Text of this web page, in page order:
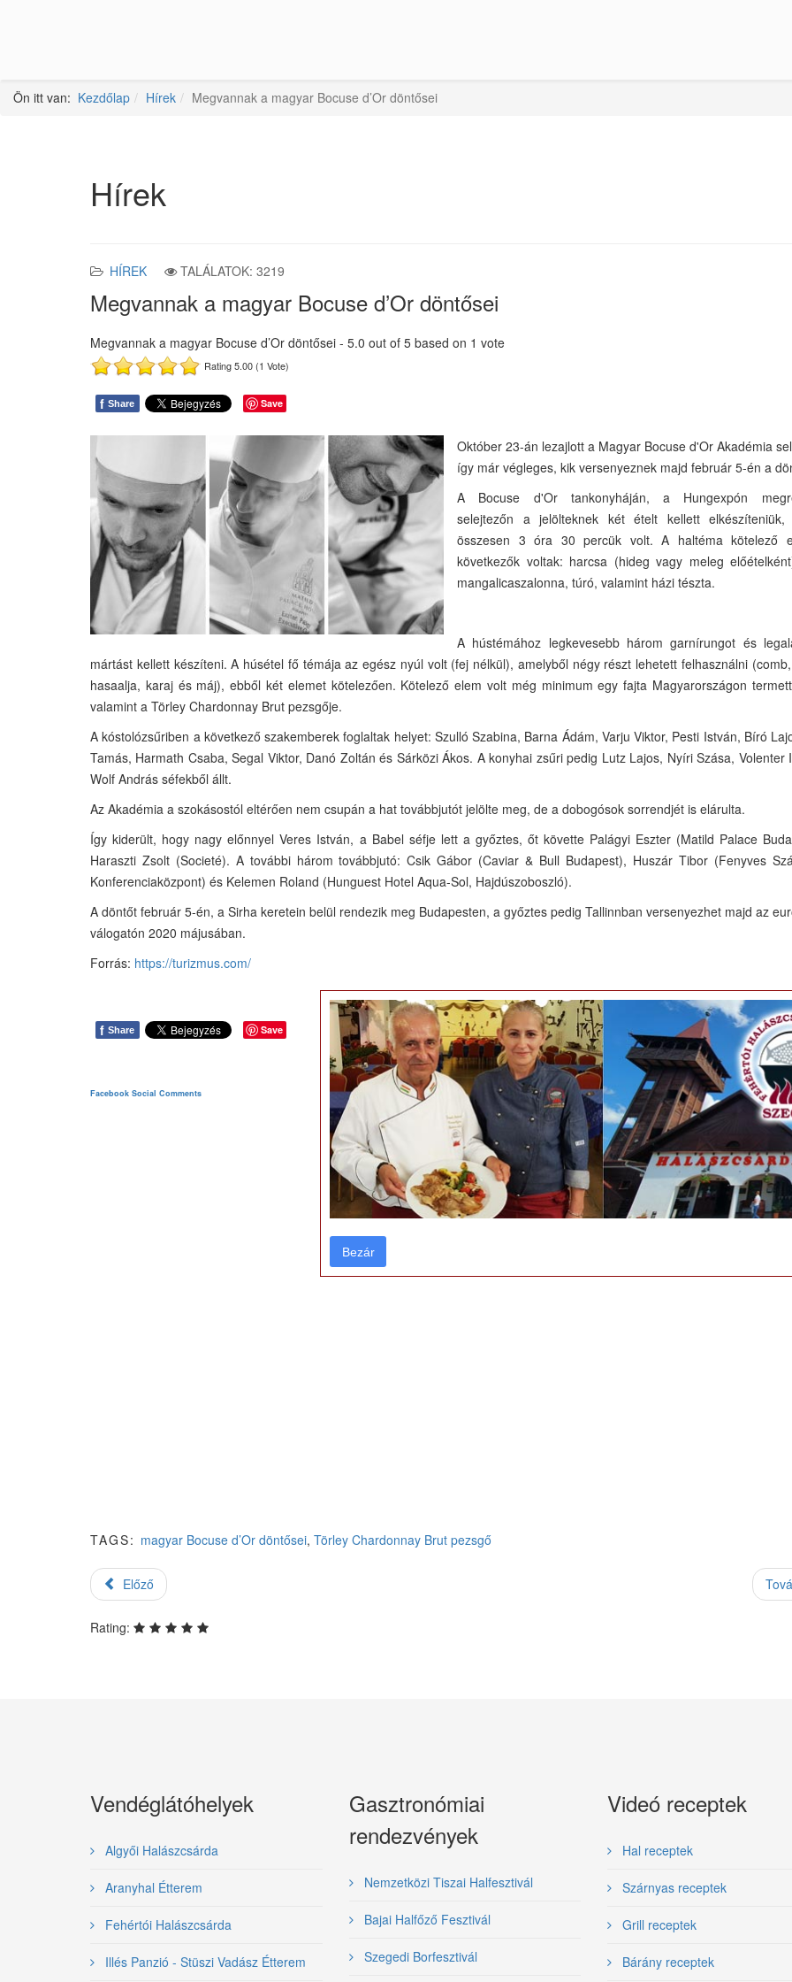
Ön itt van: Kezdőlap Hírek Megvannak a magyar Bocuse d’Or döntősei
Hírek
HÍREK TALÁLATOK: 3219
Megvannak a magyar Bocuse d’Or döntősei
Megvannak a magyar Bocuse d’Or döntősei - 5.0 out of 5 based on 1 vote
Rating 5.00 (1 Vote)
f Share Save
Október 23-án lezajlott a Magyar Bocuse d'Or Akadémia
így már végleges, kik versenyeznek majd február 5-én a
A Bocuse d'Or tankonyháján, a Hungexpón
selejtezőn a jelölteknek két ételt kellett elkészíteniük,
összesen 3 óra 30 percük volt. A haltéma kötelező
következők voltak: harcsa (hideg vagy meleg
mangalicaszalonna, túró, valamint házi tészta.
A hústémához legkevesebb három garnírungot és
mártást kellett készíteni. A húsétel fő témája az egész nyúl volt (fej nélkül), amelyből négy részt lehetett felhasználni
hasaalja, karaj és máj), ebből két elemet kötelezően. Kötelező elem volt még minimum egy fajta Magyarországon
valamint a Törley Chardonnay Brut pezsgője.
A kóstolózsűriben a következő szakemberek foglaltak helyet: Szulló Szabina, Barna Ádám, Varju Viktor, Pesti István, Bíró
Tamás, Harmath Csaba, Segal Viktor, Danó Zoltán és Sárközi Ákos. A konyhai zsűri pedig Lutz Lajos, Nyíri Szása, Volenter
Wolf András séfekből állt.
Az Akadémia a szokásostól eltérően nem csupán a hat továbbjutót jelölte meg, de a dobogósok sorrendjét is elárulta.
Így kiderült, hogy nagy előnnyel Veres István, a Babel séfje lett a győztes, őt követte Palágyi Eszter (Matild Palace
Haraszti Zsolt (Societé). A további három továbbjutó: Csik Gábor (Caviar & Bull Budapest), Huszár Tibor (Fenyves
Konferenciaközpont) és Kelemen Roland (Hunguest Hotel Aqua-Sol, Hajdúszoboszló).
A döntőt február 5-én, a Sirha keretein belül rendezik meg Budapesten, a győztes pedig Tallinnban versenyezhet majd az
válogatón 2020 májusában.
Forrás: https://turizmus.com/
f Share Save
Facebook Social Comments
TAGS: magyar Bocuse d’Or döntősei, Törley Chardonnay Brut pezsgő
Előző
Rating:
Vendéglátóhelyek
Algyői Halászcsárda
Aranyhal Étterem
Fehértói Halászcsárda
Illés Panzió - Stüszi Vadász Étterem
Gasztronómiai
rendezvények
Nemzetközi Tiszai Halfesztivál
Bajai Halfőző Fesztivál
Szegedi Borfesztivál
Videó receptek
Hal receptek
Szárnyas receptek
Grill receptek
Bárány receptek
Bezár
Bezár